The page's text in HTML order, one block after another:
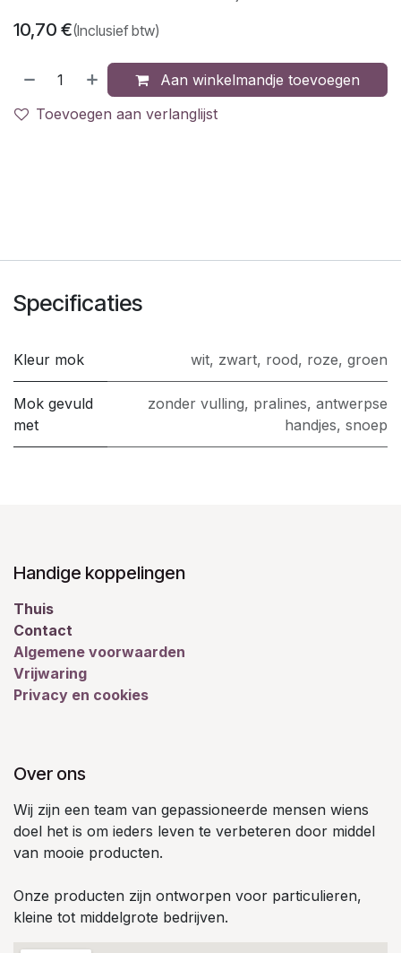
10,70 €(Inclusief btw)
Aan winkelmandje toevoegen
Toevoegen aan verlanglijst
Specificaties
Kleur mok wit, zwart, rood, roze, groen
Mok gevuld
met
zonder vulling, pralines, antwerpse
handjes, snoep
Handige koppelingen
Thuis
Contact
Algemene voorwaarden
Vrijwaring
Privacy en cookies
Over ons
Wij zijn een team van gepassioneerde mensen wiens
doel het is om ieders leven te verbeteren door middel
van mooie producten.
Onze producten zijn ontworpen voor particulieren,
kleine tot middelgrote bedrijven.